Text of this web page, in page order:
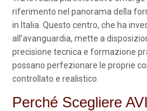
riferimento nel panorama della
in Italia. Questo centro, che ha
all’avanguardia, mette a
precisione tecnica e formazione
possano perfezionare le proprie
controllato e realistico.
Perché Scegliere